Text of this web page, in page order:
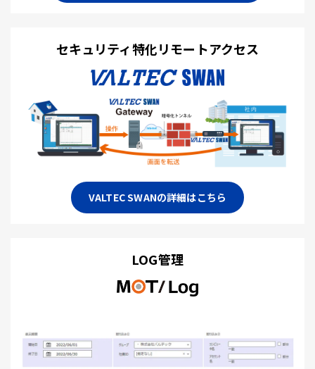
セキュリティ特化リモートアクセス
VALTEC SWANの詳細はこちら
LOG管理